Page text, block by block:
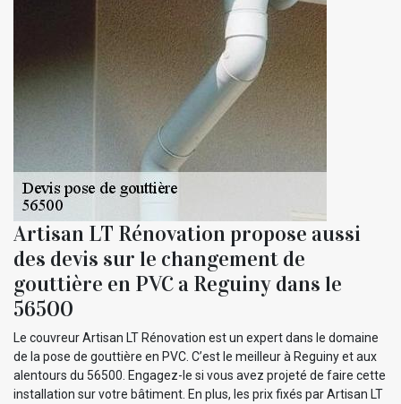
Artisan LT Rénovation propose aussi
des devis sur le changement de
gouttière en PVC a Reguiny dans le
56500
Le couvreur Artisan LT Rénovation est un expert dans le domaine
de la pose de gouttière en PVC. C’est le meilleur à Reguiny et aux
alentours du 56500. Engagez-le si vous avez projeté de faire cette
installation sur votre bâtiment. En plus, les prix fixés par Artisan LT